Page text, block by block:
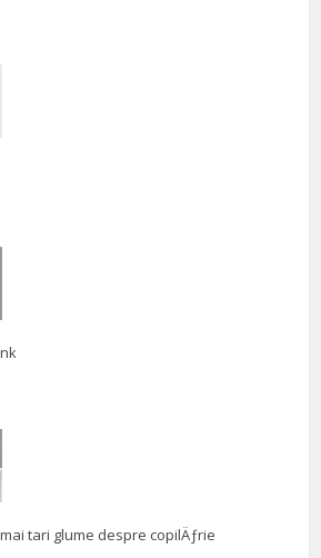
tari glume despre copilÄƒrie